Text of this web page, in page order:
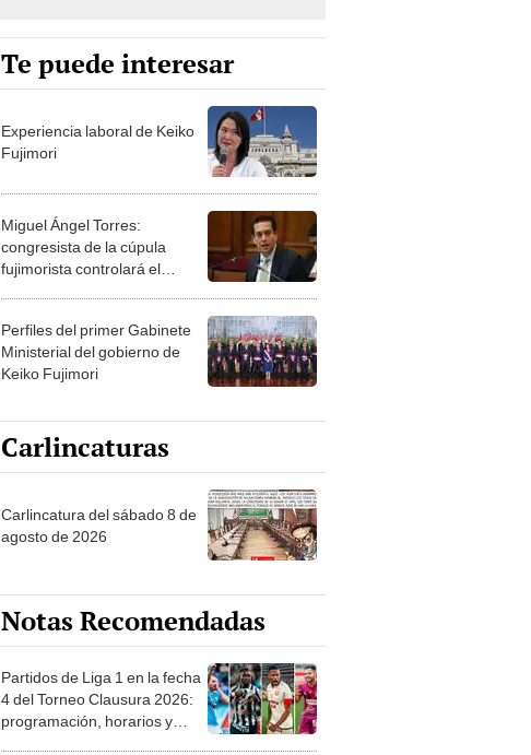
Te puede interesar
Fujimori
congresista de la cúpula
fujimorista controlará el
primer año del Senado
Ministerial del gobierno de
Keiko Fujimori
Carlincaturas
agosto de 2026
Notas Recomendadas
4 del Torneo Clausura 2026:
programación, horarios y
dónde ver